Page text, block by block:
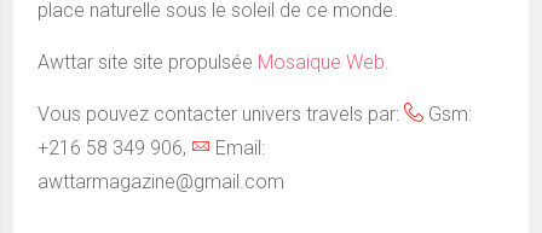
place naturelle sous le soleil de ce monde.
Awttar site site propulsée Mosaique Web.
Vous pouvez contacter univers travels par:
Gsm:
+216 58 349 906,
Email:
awttarmagazine@gmail.com